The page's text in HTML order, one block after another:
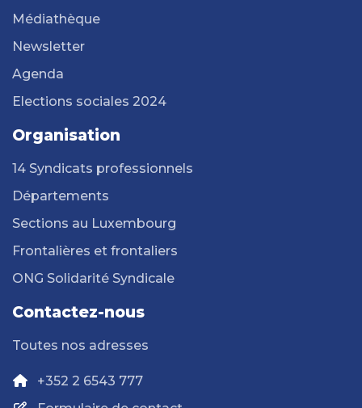
Médiathèque
Newsletter
Agenda
Elections sociales 2024
Organisation
14 Syndicats professionnels
Départements
Sections au Luxembourg
Frontalières et frontaliers
ONG Solidarité Syndicale
Contactez-nous
Toutes nos adresses
+352 2 6543 777